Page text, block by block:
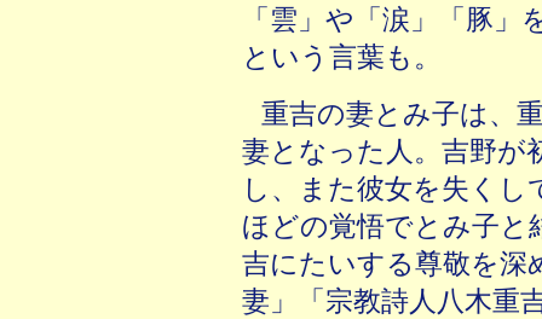
「雲」や「涙」「豚
という言葉も。
重吉の妻とみ子は、
妻となった人。吉野が
し、また彼女を失く
ほどの覚悟でとみ子と
吉にたいする尊敬を深
妻」「宗教詩人八木重